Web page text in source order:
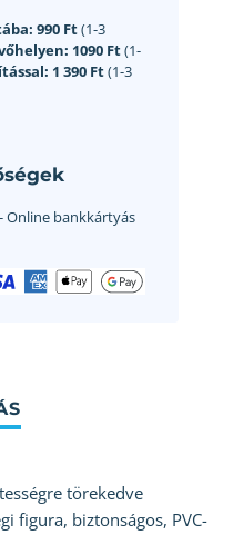
990 Ft(1-3
1090 Ft(1-
1 390 Ft(1-3
- Online bankkártyás
törekedve
figura, biztonságos, PVC-